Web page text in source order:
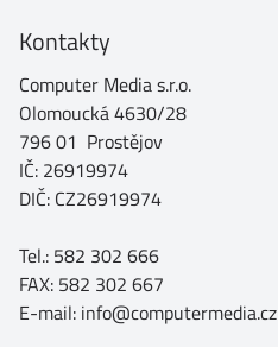
Kontakty
Computer Media s.r.o.
Olomoucká 4630/28
796 01 Prostějov
IČ: 26919974
DIČ: CZ26919974
Tel.: 582 302 666
FAX: 582 302 667
E-mail: info@computermedia.cz